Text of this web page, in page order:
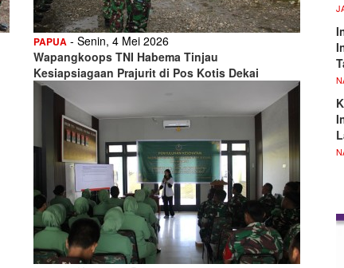
PAPUA - Senin, 4 Mei 2026
Wapangkoops TNI Habema Tinjau
Kesiapsiagaan Prajurit di Pos Kotis Dekai